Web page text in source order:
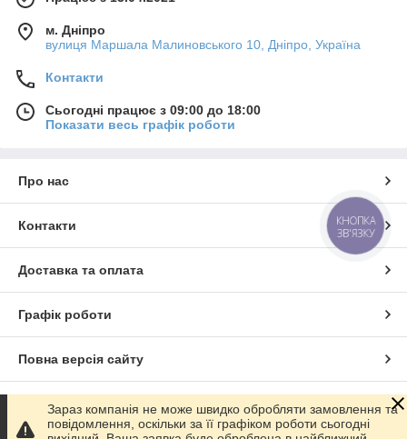
м. Дніпро
вулиця Маршала Малиновського 10, Дніпро, Україна
Контакти
Сьогодні працює з 09:00 до 18:00
Показати весь графік роботи
Про нас
Контакти
Доставка та оплата
Графік роботи
Повна версія сайту
Сайт створено на маркетплейсі Prom.ua
Зараз компанія не може швидко обробляти замовлення та
повідомлення, оскільки за її графіком роботи сьогодні
КНОПКА
ЗВ'ЯЗКУ